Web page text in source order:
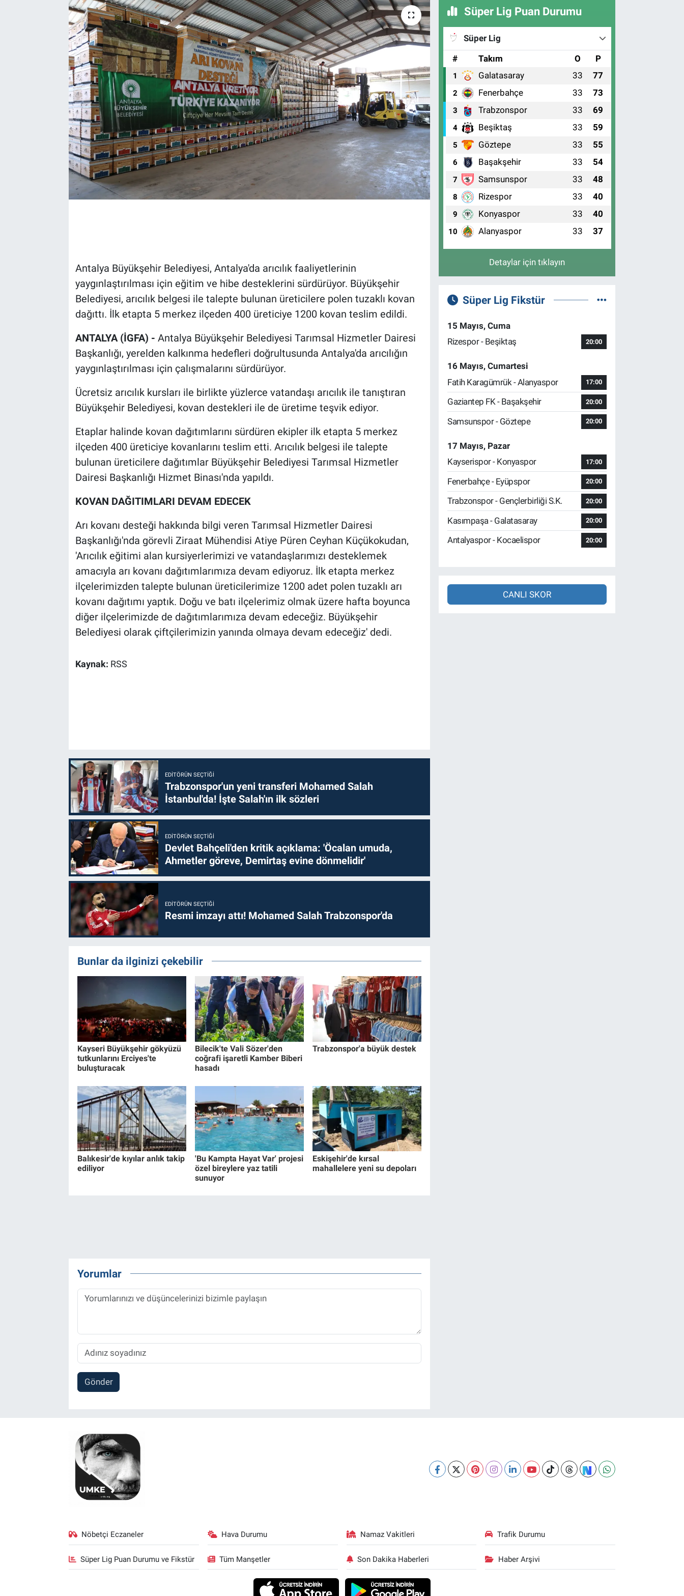
Antalya Büyükşehir Belediyesi, Antalya'da arıcılık faaliyetlerinin
yaygınlaştırılması için eğitim ve hibe desteklerini sürdürüyor. Büyükşehir
Belediyesi, arıcılık belgesi ile talepte bulunan üreticilere polen tuzaklı kovan
dağıttı. İlk etapta 5 merkez ilçeden 400 üreticiye 1200 kovan teslim edildi.
ANTALYA (İGFA) - Antalya Büyükşehir Belediyesi Tarımsal Hizmetler Dairesi
Başkanlığı, yerelden kalkınma hedefleri doğrultusunda Antalya'da arıcılığın
yaygınlaştırılması için çalışmalarını sürdürüyor.
Ücretsiz arıcılık kursları ile birlikte yüzlerce vatandaşı arıcılık ile tanıştıran
Büyükşehir Belediyesi, kovan destekleri ile de üretime teşvik ediyor.
Etaplar halinde kovan dağıtımlarını sürdüren ekipler ilk etapta 5 merkez
ilçeden 400 üreticiye kovanlarını teslim etti. Arıcılık belgesi ile talepte
bulunan üreticilere dağıtımlar Büyükşehir Belediyesi Tarımsal Hizmetler
Dairesi Başkanlığı Hizmet Binası'nda yapıldı.
KOVAN DAĞITIMLARI DEVAM EDECEK
Arı kovanı desteği hakkında bilgi veren Tarımsal Hizmetler Dairesi
Başkanlığı'nda görevli Ziraat Mühendisi Atiye Püren Ceyhan Küçükokudan,
'Arıcılık eğitimi alan kursiyerlerimizi ve vatandaşlarımızı desteklemek
amacıyla arı kovanı dağıtımlarımıza devam ediyoruz. İlk etapta merkez
ilçelerimizden talepte bulunan üreticilerimize 1200 adet polen tuzaklı arı
kovanı dağıtımı yaptık. Doğu ve batı ilçelerimiz olmak üzere hafta boyunca
diğer ilçelerimizde de dağıtımlarımıza devam edeceğiz. Büyükşehir
Belediyesi olarak çiftçilerimizin yanında olmaya devam edeceğiz' dedi.
Kaynak: RSS
EDITÖRÜN SEÇTIĞI
Trabzonspor'un yeni transferi Mohamed Salah
İstanbul'da! İşte Salah'ın ilk sözleri
EDITÖRÜN SEÇTIĞI
Devlet Bahçeli'den kritik açıklama: 'Öcalan umuda,
Ahmetler göreve, Demirtaş evine dönmelidir'
EDITÖRÜN SEÇTIĞI
Resmi imzayı attı! Mohamed Salah Trabzonspor'da
Bunlar da ilginizi çekebilir
Kayseri Büyükşehir gökyüzü
tutkunlarını Erciyes'te
buluşturacak
Bilecik'te Vali Sözer'den
coğrafi işaretli Kamber Biberi
hasadı
Trabzonspor'a büyük destek
Balıkesir'de kıyılar anlık takip
ediliyor
'Bu Kampta Hayat Var' projesi
özel bireylere yaz tatili
sunuyor
Eskişehir'de kırsal
mahallelere yeni su depoları
Yorumlar
Gönder
Süper Lig Puan Durumu
Süper Lig
#
Takım O P
1 Galatasaray 33 77
2 Fenerbahçe 33 73
3 Trabzonspor 33 69
4 Beşiktaş 33 59
5 Göztepe 33 55
6 Başakşehir 33 54
7 Samsunspor 33 48
8 Rizespor 33 40
9 Konyaspor 33 40
10 Alanyaspor 33 37
Detaylar için tıklayın
Süper Lig Fikstür
15 Mayıs, Cuma
Rizespor - Beşiktaş
20:00
16 Mayıs, Cumartesi
Fatih Karagümrük - Alanyaspor
17:00
Gaziantep FK - Başakşehir 20:00
Samsunspor - Göztepe 20:00
17 Mayıs, Pazar
Kayserispor - Konyaspor
17:00
Fenerbahçe - Eyüpspor 20:00
Trabzonspor - Gençlerbirliği S.K. 20:00
Kasımpaşa - Galatasaray 20:00
Antalyaspor - Kocaelispor 20:00
CANLI SKOR
Nöbetçi Eczaneler Hava Durumu Namaz Vakitleri Trafik Durumu
Süper Lig Puan Durumu ve Fikstür Tüm Manşetler Son Dakika Haberleri Haber Arşivi